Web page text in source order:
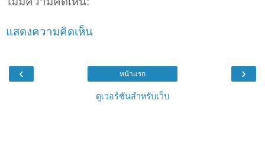
แสดงความคิดเห็น
‹ ›
หน้าแรก
ดูเวอร์ชันสำหรับเว็บ